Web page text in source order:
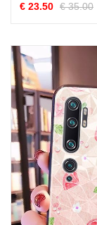
€ 23.50 € 35.00